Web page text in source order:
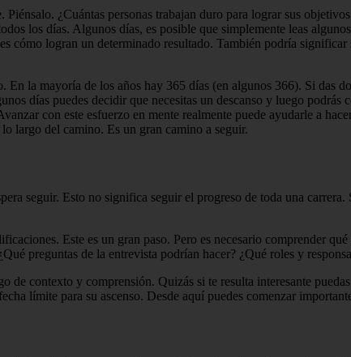
¿Cuántas personas trabajan duro para lograr sus
los días. Algunos días, es posible que simplemente leas
cómo logran un determinado resultado. También podría significar
la mayoría de los años hay 365 días (en algunos 366). Si das
días puedes decidir que necesitas un descanso y luego
con este esfuerzo en mente realmente puede ayudarle a
largo del camino. Es un gran camino a seguir.
seguir. Esto no significa seguir el progreso de toda una
Este es un gran paso. Pero es necesario comprender
preguntas de la entrevista podrían hacer? ¿Qué roles y
contexto y comprensión. Quizás si te resulta interesante
límite para su ascenso. Desde aquí puedes comenzar